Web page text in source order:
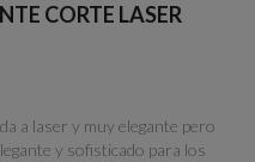
CORTE LASER
a laser y muy elegante pero
y sofisticado para los